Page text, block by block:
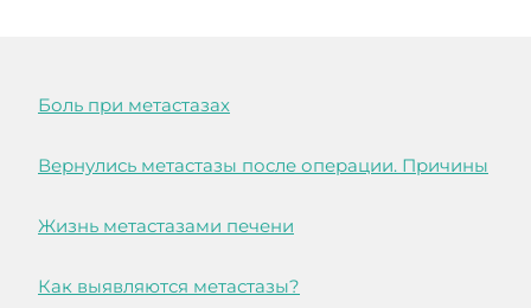
Боль при метастазах
Вернулись метастазы после операции. Причины
Жизнь метастазами печени
Как выявляются метастазы?